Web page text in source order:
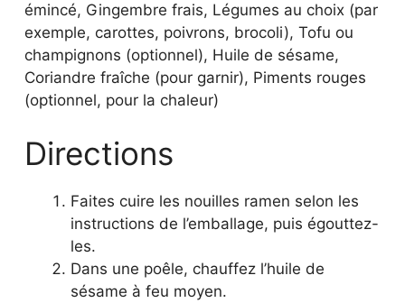
émincé, Gingembre frais, Légumes au choix (par
exemple, carottes, poivrons, brocoli), Tofu ou
champignons (optionnel), Huile de sésame,
Coriandre fraîche (pour garnir), Piments rouges
(optionnel, pour la chaleur)
Directions
Faites cuire les nouilles ramen selon les
instructions de l’emballage, puis égouttez-
les.
Dans une poêle, chauffez l’huile de
sésame à feu moyen.